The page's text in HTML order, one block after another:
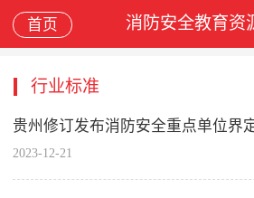
首页 消防安全教育资
行业标准
贵州修订发布消防安全重点单位界
2023-12-21